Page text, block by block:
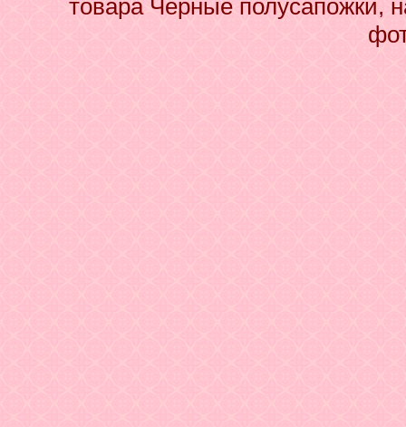
товара Черные полусапожки,